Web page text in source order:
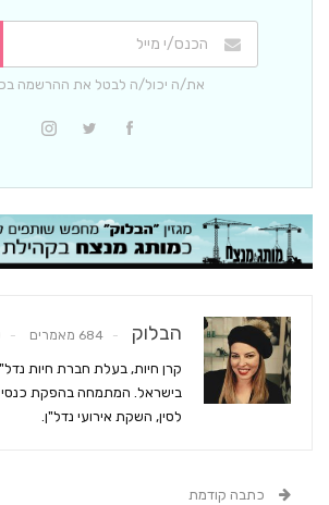
את/ה יכול/ה לבטל את ההרשמה
הבלוק 684 מאמרים
קרן חיות, בעלת חברת חיות
בישראל. המתמחה בהפקת כנסי
לסין, השקת אירועי נדל"ן.
כתבה קודמת